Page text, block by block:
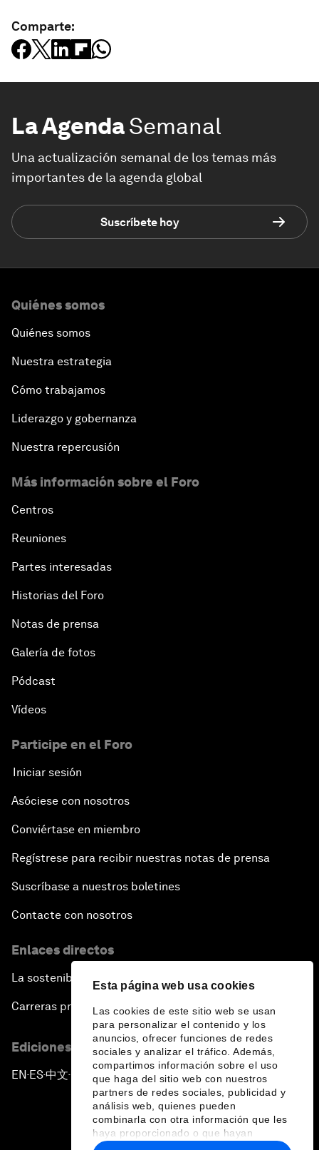
Esta página web usa cookies
Las cookies de este sitio web se usan
para personalizar el contenido y los
anuncios, ofrecer funciones de redes
sociales y analizar el tráfico. Además,
compartimos información sobre el uso
que haga del sitio web con nuestros
partners de redes sociales, publicidad y
análisis web, quienes pueden
combinarla con otra información que les
haya proporcionado o que hayan
recopilado a partir del uso que haya
Comparte:
La AgendaSemanal
Una actualización semanal de los temas más
importantes de la agenda global
Suscríbete hoy
Quiénes somos
Quiénes somos
Nuestra estrategia
Cómo trabajamos
Liderazgo y gobernanza
Nuestra repercusión
Más información sobre el Foro
Centros
Reuniones
Partes interesadas
Historias del Foro
Notas de prensa
Galería de fotos
Pódcast
Vídeos
Participe en el Foro
Iniciar sesión
Asóciese con nosotros
Conviértase en miembro
Regístrese para recibir nuestras notas de prensa
Suscríbase a nuestros boletines
Contacte con nosotros
Enlaces directos
La sostenibilidad en el Foro
Carreras profesionales
Ediciones en otros idiomas
EN ▪ES▪中文▪ 日本語